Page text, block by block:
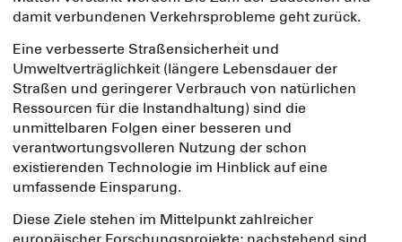
damit verbundenen Verkehrsprobleme geht zurück.
Eine verbesserte Straßensicherheit und
Umweltverträglichkeit (längere Lebensdauer der
Straßen und geringerer Verbrauch von natürlichen
Ressourcen für die Instandhaltung) sind die
unmittelbaren Folgen einer besseren und
verantwortungsvolleren Nutzung der schon
existierenden Technologie im Hinblick auf eine
umfassende Einsparung.
Diese Ziele stehen im Mittelpunkt zahlreicher
europäischer Forschungsprojekte; nachstehend sind